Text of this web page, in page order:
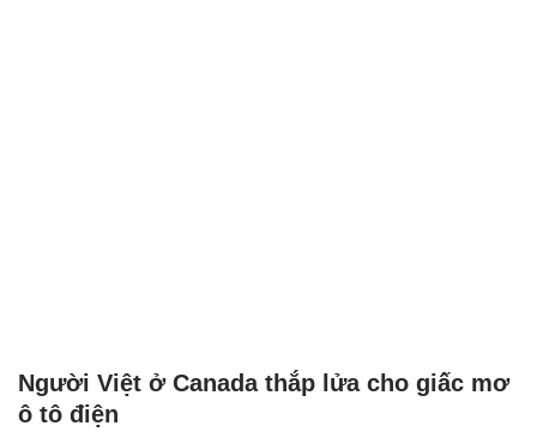
Người Việt ở Canada thắp lửa cho giấc mơ
ô tô điện